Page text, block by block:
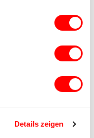
Details zeigen